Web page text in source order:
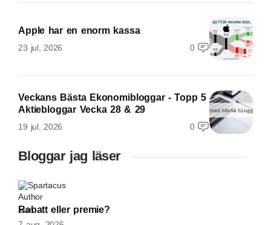
Apple har en enorm kassa
23 jul, 2026 0
Veckans Bästa Ekonomibloggar - Topp 5
Aktiebloggar Vecka 28 & 29
19 jul, 2026 0
Bloggar jag läser
Spartacus
Rabatt eller premie?